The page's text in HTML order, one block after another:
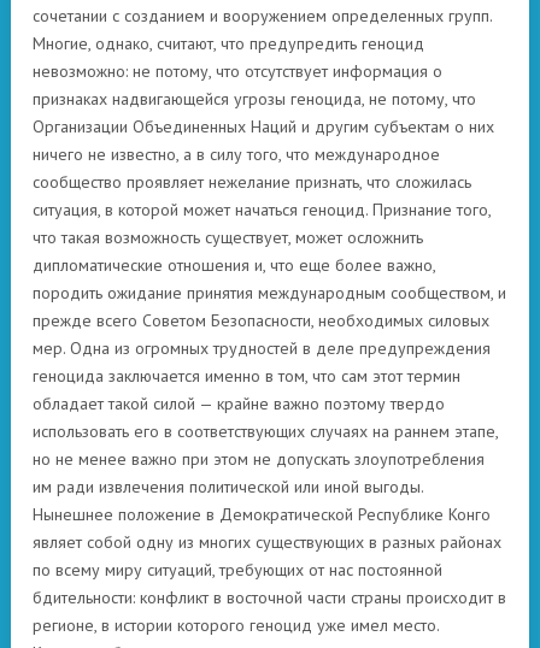
сочетании с созданием и вооружением определенных групп.
Многие, однако, считают, что предупредить геноцид
невозможно: не потому, что отсутствует информация о
признаках надвигающейся угрозы геноцида, не потому, что
Организации Объединенных Наций и другим субъектам о них
ничего не известно, а в силу того, что международное
сообщество проявляет нежелание признать, что сложилась
ситуация, в которой может начаться геноцид. Признание того,
что такая возможность существует, может осложнить
дипломатические отношения и, что еще более важно,
породить ожидание принятия международным сообществом, и
прежде всего Советом Безопасности, необходимых силовых
мер. Одна из огромных трудностей в деле предупреждения
геноцида заключается именно в том, что сам этот термин
обладает такой силой — крайне важно поэтому твердо
использовать его в соответствующих случаях на раннем этапе,
но не менее важно при этом не допускать злоупотребления
им ради извлечения политической или иной выгоды.
Нынешнее положение в Демократической Республике Конго
являет собой одну из многих существующих в разных районах
по всему миру ситуаций, требующих от нас постоянной
бдительности: конфликт в восточной части страны происходит в
регионе, в истории которого геноцид уже имел место.